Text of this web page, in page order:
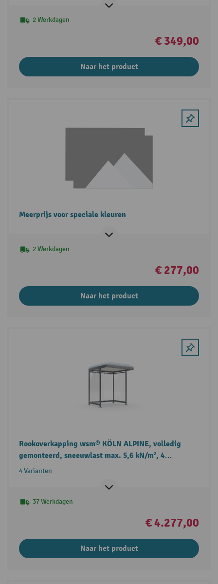
2 Werkdagen
€ 349,00
Naar het product
Meerprijs voor speciale kleuren
2 Werkdagen
€ 277,00
Naar het product
Rookoverkapping wsm® KÖLN ALPINE, volledig
gemonteerd, sneeuwlast max. 5,6 kN/m², 4
elementen
4 Varianten
37 Werkdagen
€ 4.277,00
Naar het product